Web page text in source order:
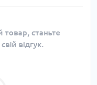
товар, станьте
відгук.